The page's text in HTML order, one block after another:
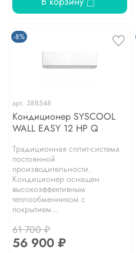
-8%
арт. 388548
Кондиционер SYSCOOL
WALL EASY 12 HP Q
Традиционная сплит-система
постоянной
производительности.
Кондиционер оснащен
высокоэффективным
теплообменником с
покрытием...
61 700 ₽
56 900 ₽